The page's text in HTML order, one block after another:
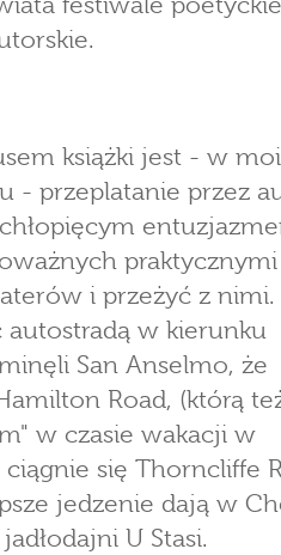
książki jest - w
- przeplatanie przez
i przeżyć z
autostradą w kierunku
San Anselmo, że
Road, (którą
w czasie wakacji w
ciągnie się Thorncliffe
jedzenie dają w
U Stasi.